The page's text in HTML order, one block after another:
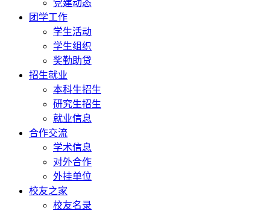
党建动态
团学工作
学生活动
学生组织
奖勤助贷
招生就业
本科生招生
研究生招生
就业信息
合作交流
学术信息
对外合作
外挂单位
校友之家
校友名录